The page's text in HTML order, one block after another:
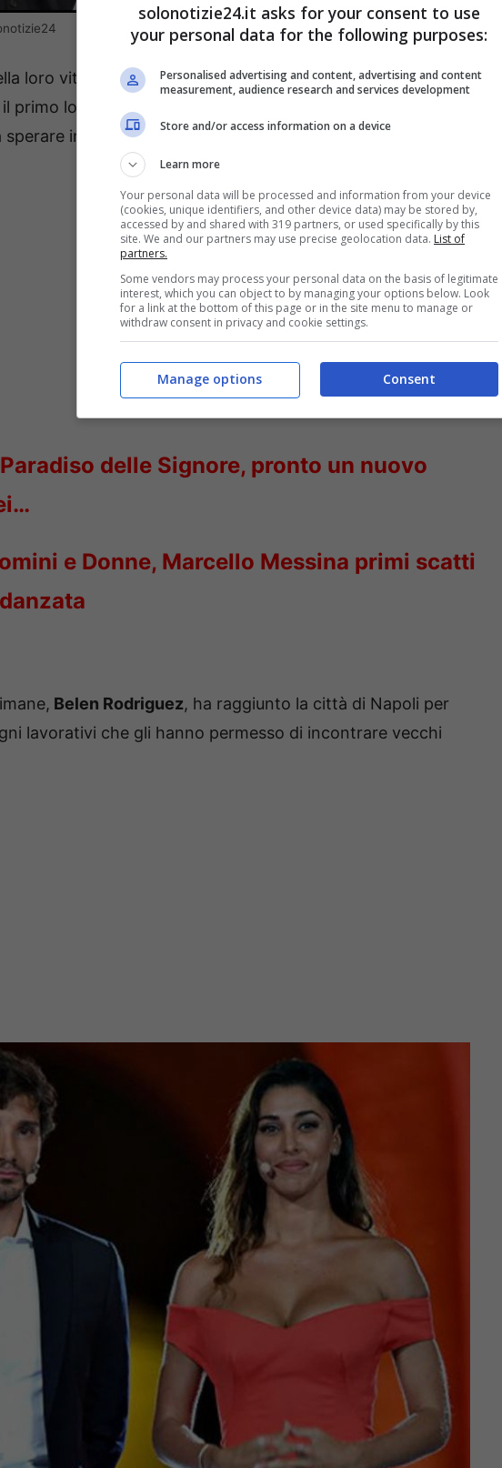
loro vita che, però, è durato poco più di un anno e finito in
primo lockdown da Covid-19… anche se i fan per loro,
in un possibile ritorno di fiamma, un po’ come capita
delle Signore, pronto un nuovo
e Donne, Marcello Messina primi scatti
Belen Rodriguez, ha raggiunto la città di Napoli per
lavorativi che gli hanno permesso di incontrare vecchi
solonotizie24.it asks for your consent to use
your personal data for the following purposes:
Personalised advertising and content, advertising and content
measurement, audience research and services development
Store and/or access information on a device
Learn more
Your personal data will be processed and information from your device
(cookies, unique identifiers, and other device data) may be stored by,
accessed by and shared with 319 partners, or used specifically by this
site. We and our partners may use precise geolocation data. List of
partners.
Some vendors may process your personal data on the basis of legitimate
interest, which you can object to by managing your options below. Look
for a link at the bottom of this page or in the site menu to manage or
withdraw consent in privacy and cookie settings.
Consent
Manage options